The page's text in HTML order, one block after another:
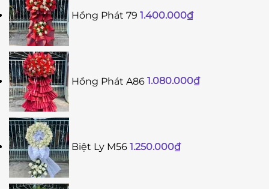
Hồng Phát 79 1.400.000₫
Hồng Phát A86 1.080.000₫
Biệt Ly M56 1.250.000₫